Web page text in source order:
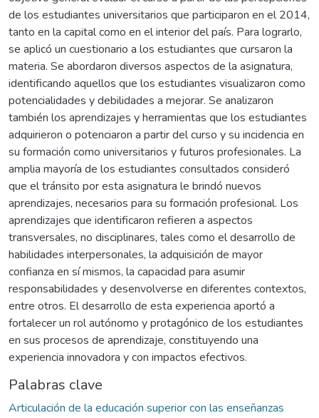
de los estudiantes universitarios que participaron en el 2014,
tanto en la capital como en el interior del país. Para lograrlo,
se aplicó un cuestionario a los estudiantes que cursaron la
materia. Se abordaron diversos aspectos de la asignatura,
identificando aquellos que los estudiantes visualizaron como
potencialidades y debilidades a mejorar. Se analizaron
también los aprendizajes y herramientas que los estudiantes
adquirieron o potenciaron a partir del curso y su incidencia en
su formación como universitarios y futuros profesionales. La
amplia mayoría de los estudiantes consultados consideró
que el tránsito por esta asignatura le brindó nuevos
aprendizajes, necesarios para su formación profesional. Los
aprendizajes que identificaron refieren a aspectos
transversales, no disciplinares, tales como el desarrollo de
habilidades interpersonales, la adquisición de mayor
confianza en sí mismos, la capacidad para asumir
responsabilidades y desenvolverse en diferentes contextos,
entre otros. El desarrollo de esta experiencia aportó a
fortalecer un rol autónomo y protagónico de los estudiantes
en sus procesos de aprendizaje, constituyendo una
experiencia innovadora y con impactos efectivos.
Palabras clave
Articulación de la educación superior con las enseñanzas